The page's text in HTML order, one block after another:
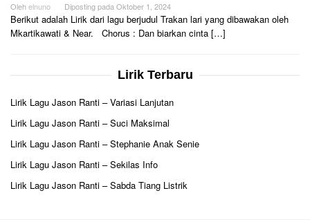
Olehelnuno Diposting pada Oktober 1, 2024
Berikut adalah Lirik dari lagu berjudul Trakan lari yang dibawakan oleh
Mkartikawati & Near. Chorus : Dan biarkan cinta […]
Lirik Terbaru
Lirik Lagu Jason Ranti – Variasi Lanjutan
Lirik Lagu Jason Ranti – Suci Maksimal
Lirik Lagu Jason Ranti – Stephanie Anak Senie
Lirik Lagu Jason Ranti – Sekilas Info
Lirik Lagu Jason Ranti – Sabda Tiang Listrik